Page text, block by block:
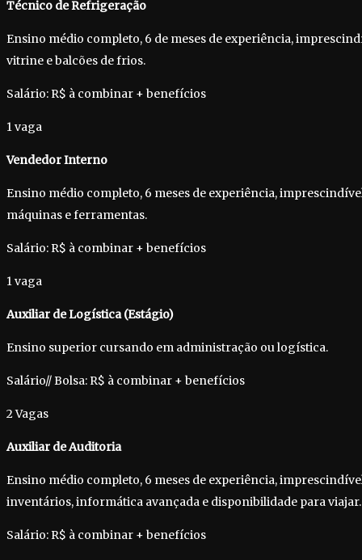
Técnico de Refrigeração
Ensino médio completo, 6 de meses de experiência,
vitrine e balcões de frios.
Salário: R$ à combinar + benefícios
1 vaga
Vendedor Interno
Ensino médio completo, 6 meses de experiência,
máquinas e ferramentas.
Salário: R$ à combinar + benefícios
1 vaga
Auxiliar de Logística (Estágio)
Ensino superior cursando em administração ou logística.
Salário// Bolsa: R$ à combinar + benefícios
2 Vagas
Auxiliar de Auditoria
Ensino médio completo, 6 meses de experiência,
inventários, informática avançada e disponibilidade para viajar.
Salário: R$ à combinar + benefícios